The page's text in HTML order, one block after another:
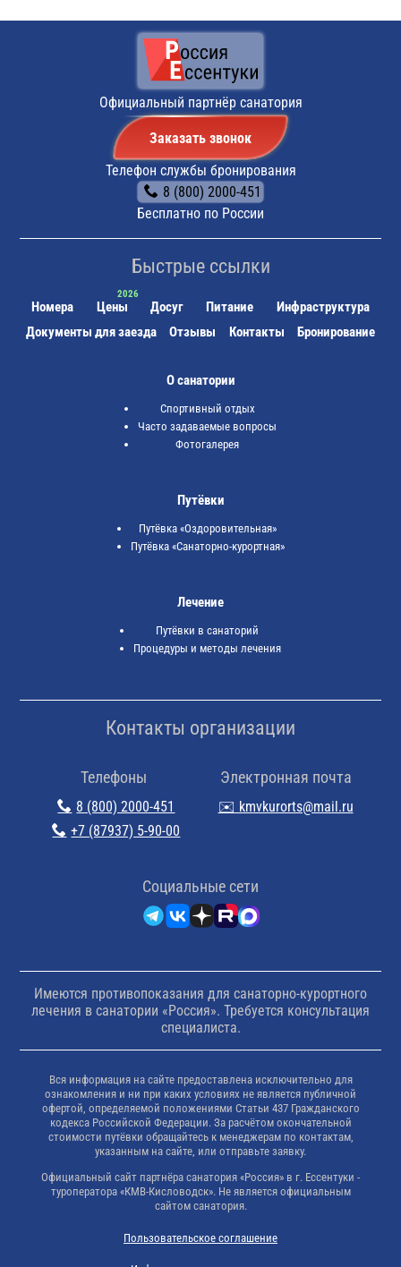
до ж/д вокзала г. Ессентуки, далее или
пешком (около 15 минут) до санатория, или на
маршрутном такси № 9, 21 до санатория, остановка
по требованию санаторий «Россия».
Общественный транспорт:До санатория «Россия»
идут маршрутное такси № 9, 21
Официальный партнёр санатория
Заказать звонок
Телефон службы бронирования
8 (800) 2000-451
Бесплатно по России
Быстрые ссылки
Номера Цены Досуг Питание
Инфраструктура
Документы для заезда
Отзывы Контакты Бронирование
О санатории
Спортивный отдых
Часто задаваемые вопросы
Фотогалерея
Путёвки
Путёвка «Оздоровительная»
Путёвка «Санаторно-курортная»
Лечение
Путёвки в санаторий
Процедуры и методы лечения
Контакты организации
Телефоны
8 (800) 2000-451
+7 (87937) 5-90-00
Электронная почта
✉️ kmvkurorts@mail.ru
Cоциальные сети
Имеются противопоказания для санаторно-курортного
лечения в санатории «Россия». Требуется консультация
специалиста.
Вся информация на сайте предоставлена исключительно для
ознакомления и ни при каких условиях не является публичной
офертой, определяемой положениями Статьи 437 Гражданского
кодекса Российской Федерации. За расчётом окончательной
стоимости путёвки обращайтесь к менеджерам по контактам,
указанным на сайте, или отправьте заявку.
Официальный сайт партнёра санатория «Россия» в г. Ессентуки -
туроператора «КМВ-Кисловодск». Не является официальным
сайтом санатория.
Пользовательское соглашение